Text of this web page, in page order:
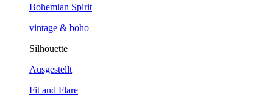
Bohemian Spirit
vintage & boho
Silhouette
Ausgestellt
Fit and Flare